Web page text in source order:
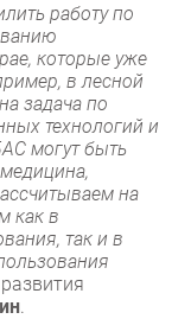
работу по
которые уже
в лесной
задача по
технологий и
могут быть
на
как в
так и в